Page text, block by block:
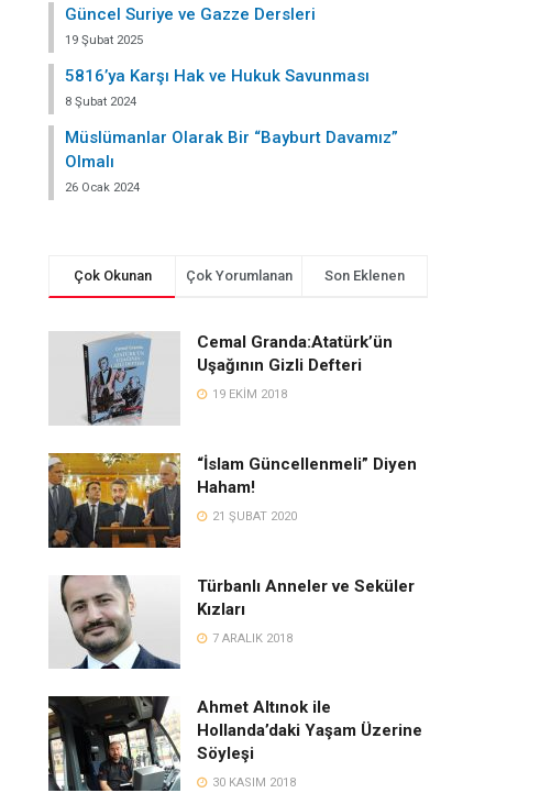
Güncel Suriye ve Gazze Dersleri
19 Şubat 2025
5816’ya Karşı Hak ve Hukuk Savunması
8 Şubat 2024
Müslümanlar Olarak Bir “Bayburt Davamız”
Olmalı
26 Ocak 2024
Çok Okunan Çok Yorumlanan Son Eklenen
Cemal Granda:Atatürk’ün
Uşağının Gizli Defteri
19 EKIM 2018
“İslam Güncellenmeli” Diyen
Haham!
21 ŞUBAT 2020
Türbanlı Anneler ve Seküler
Kızları
7 ARALIK 2018
Ahmet Altınok ile
Hollanda’daki Yaşam Üzerine
Söyleşi
30 KASIM 2018